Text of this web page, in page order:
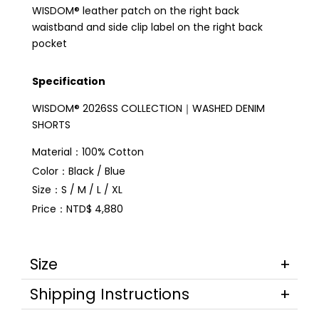
WISDOM® leather patch on the right back
waistband and side clip label on the right back
pocket
Specification
WISDOM® 2026SS COLLECTION｜WASHED DENIM
SHORTS
Material：100% Cotton
Color：Black / Blue
Size：S / M / L / XL
Price：NTD$ 4,880
Size
Shipping Instructions